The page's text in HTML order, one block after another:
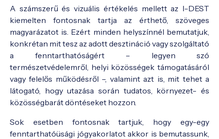
A számszerű és vizuális értékelés mellett az I-DEST
kiemelten fontosnak tartja az érthető, szöveges
magyarázatot is. Ezért minden helyszínnél bemutatjuk,
konkrétan mit tesz az adott desztináció vagy szolgáltató
a fenntarthatóságért – legyen szó
természetvédelemről, helyi közösségek támogatásáról
vagy felelős működésről –, valamint azt is, mit tehet a
látogató, hogy utazása során tudatos, környezet- és
közösségbarát döntéseket hozzon.
Sok esetben fontosnak tartjuk, hogy egy-egy
fenntarthatóüsági jógyakorlatot akkor is bemutassunk,